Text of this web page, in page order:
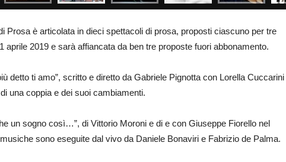
Prosa è articolata in dieci spettacoli di prosa, proposti ciascuno per tre
aprile 2019 e sarà affiancata da ben tre proposte fuori abbonamento.
detto ti amo”, scritto e diretto da Gabriele Pignotta con Lorella Cuccarini
una coppia e dei suoi cambiamenti.
un sogno così…”, di Vittorio Moroni e di e con Giuseppe Fiorello nel
sono eseguite dal vivo da Daniele Bonaviri e Fabrizio de Palma.